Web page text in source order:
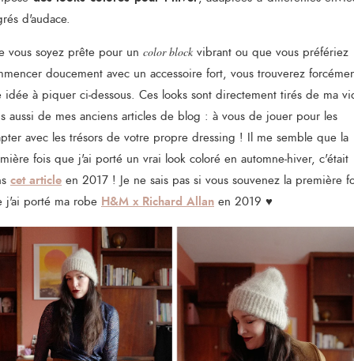
d'audace.
vous soyez prête pour un color block vibrant ou que vous préfériez
doucement avec un accessoire fort, vous trouverez
idée à piquer ci-dessous. Ces looks sont directement tirés de ma
aussi de mes anciens articles de blog : à vous de jouer pour les
avec les trésors de votre propre dressing ! Il me semble que la
fois que j'ai porté un vrai look coloré en automne-hiver, c'était
cet article en 2017 ! Je ne sais pas si vous souvenez la première
j'ai porté ma robe H&M x Richard Allan en 2019 ♥